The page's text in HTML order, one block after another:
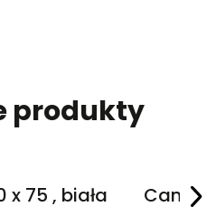
produkty
x 75 , biała